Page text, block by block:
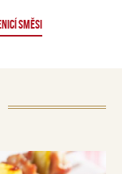
SMĚSI